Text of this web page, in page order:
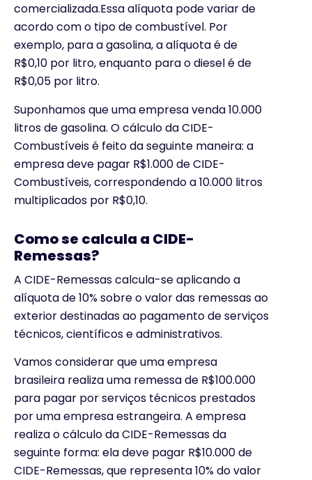
comercializada.Essa alíquota pode variar de
acordo com o tipo de combustível. Por
exemplo, para a gasolina, a alíquota é de
R$0,10 por litro, enquanto para o diesel é de
R$0,05 por litro.
Suponhamos que uma empresa venda 10.000
litros de gasolina. O cálculo da CIDE-
Combustíveis é feito da seguinte maneira: a
empresa deve pagar R$1.000 de CIDE-
Combustíveis, correspondendo a 10.000 litros
multiplicados por R$0,10.
Como se calcula a CIDE-
Remessas?
A CIDE-Remessas calcula-se aplicando a
alíquota de 10% sobre o valor das remessas ao
exterior destinadas ao pagamento de serviços
técnicos, científicos e administrativos.
Vamos considerar que uma empresa
brasileira realiza uma remessa de R$100.000
para pagar por serviços técnicos prestados
por uma empresa estrangeira. A empresa
realiza o cálculo da CIDE-Remessas da
seguinte forma: ela deve pagar R$10.000 de
CIDE-Remessas, que representa 10% do valor